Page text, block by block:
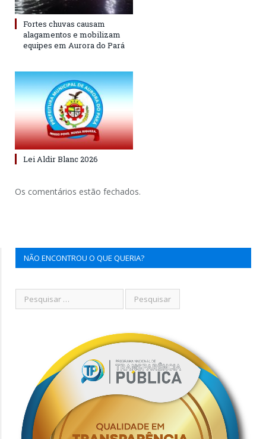
Fortes chuvas causam
alagamentos e mobilizam
equipes em Aurora do Pará
Lei Aldir Blanc 2026
Os comentários estão fechados.
NÃO ENCONTROU O QUE QUERIA?